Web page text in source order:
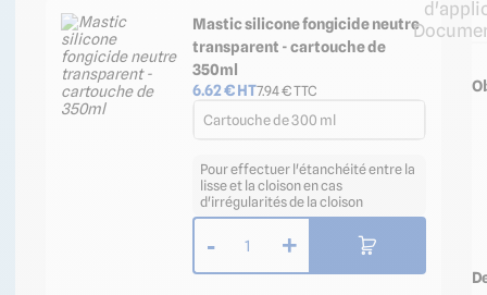
12h30 et de 13h30 à
04 58 64 00
00
Mastic silicone fongicide neutre
transparent - cartouche de
350ml
6.62€ HT7.94€ TTC
Cartouche de 300 ml
Pour effectuer l'étanchéité entre la
lisse et la cloison en cas
d'irrégularités de la cloison
- 1 +